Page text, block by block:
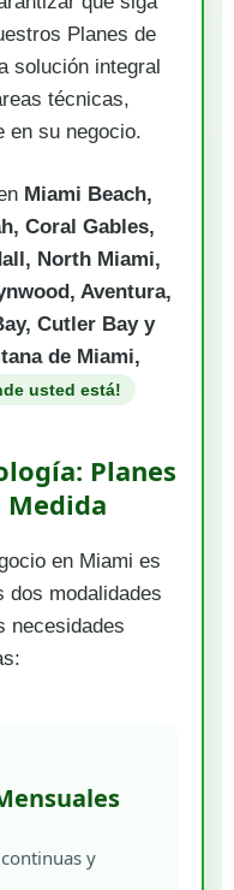
Planes de
solución integral
técnicas,
en su negocio.
Miami Beach,
Coral Gables,
North Miami,
Aventura,
Cutler Bay y
de Miami,
usted está!
Planes
Medida
en Miami es
dos modalidades
necesidades
y